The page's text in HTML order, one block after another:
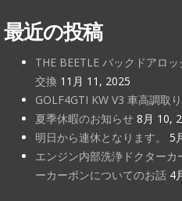
最近の投稿
THE BEETLE バックドアロ
交換 11月 11, 2025
GOLF4GTI KW V3 車高調取
夏季休暇のお知らせ 8月 10,
明日から連休となります。
5
エンジン内部洗浄ドクターカ
ーカーボンについてのお話 4